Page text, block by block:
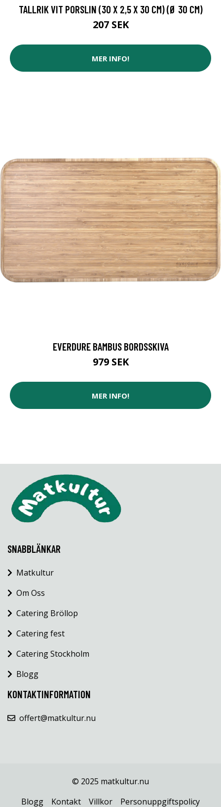
TALLRIK VIT PORSLIN (30 X 2,5 X 30 CM) (Ø 30 CM)
207 SEK
MER INFO!
EVERDURE BAMBUS BORDSSKIVA
979 SEK
MER INFO!
SNABBLÄNKAR
Matkultur
Om Oss
Catering Bröllop
Catering fest
Catering Stockholm
Blogg
KONTAKTINFORMATION
offert@matkultur.nu
© 2025 matkultur.nu
Blogg
Kontakt Villkor Personuppgiftspolicy